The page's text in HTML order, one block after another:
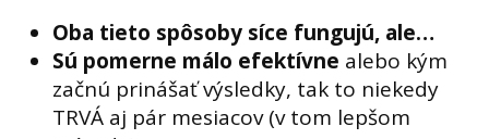
Oba tieto spôsoby síce fungujú, ale…
Sú pomerne málo efektívne alebo kým
začnú prinášať výsledky, tak to niekedy
TRVÁ aj pár mesiacov (v tom lepšom